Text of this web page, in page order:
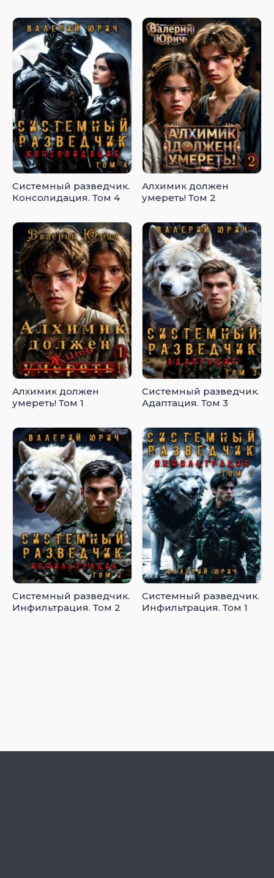
Системный разведчик.
Консолидация. Том 4
Алхимик должен
умереть! Том 2
Алхимик должен
умереть! Том 1
Системный разведчик.
Адаптация. Том 3
Системный разведчик.
Инфильтрация. Том 2
Системный разведчик.
Инфильтрация. Том 1